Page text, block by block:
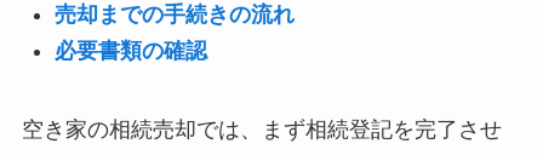
売却までの手続きの流れ
必要書類の確認
空き家の相続売却では、まず相続登記を完了させ